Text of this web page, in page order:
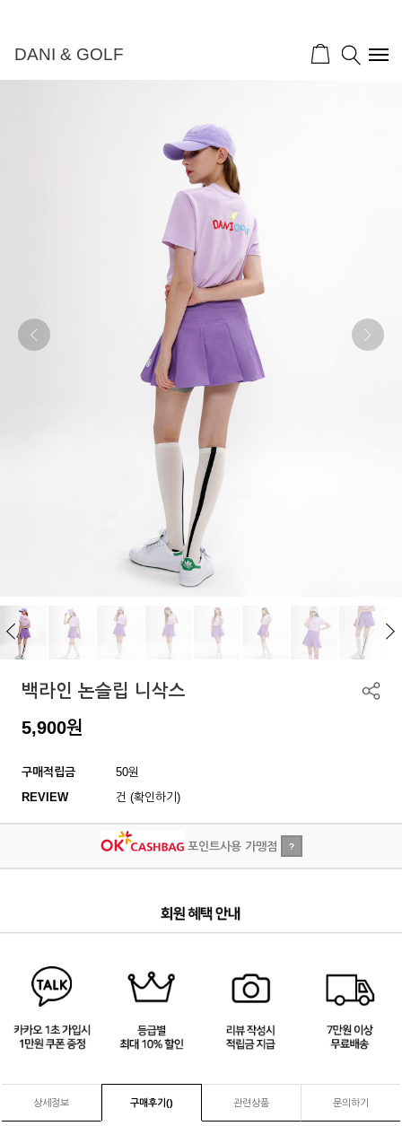
DANI & GOLF
백라인 논슬립 니삭스
5,900원
구매적립금
50원
REVIEW
건 (확인하기)
포인트사용 가맹점 ?
상세정보 구매후기() 관련상품 문의하기